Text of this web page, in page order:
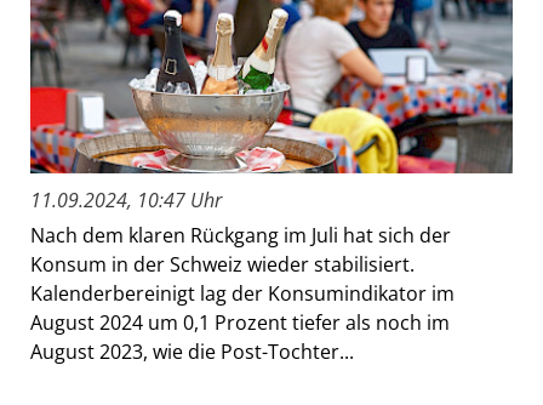
11.09.2024, 10:47 Uhr
Nach dem klaren Rückgang im Juli hat sich der
Konsum in der Schweiz wieder stabilisiert.
Kalenderbereinigt lag der Konsumindikator im
August 2024 um 0,1 Prozent tiefer als noch im
August 2023, wie die Post-Tochter...